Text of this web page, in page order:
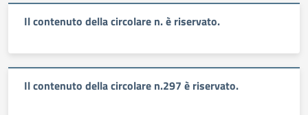
Il contenuto della circolare n. è riservato.
Il contenuto della circolare n.297 è riservato.